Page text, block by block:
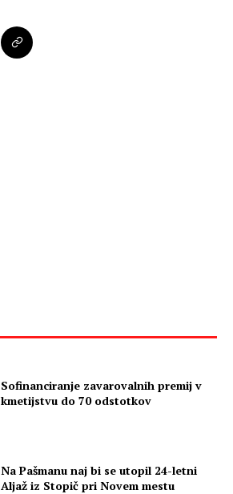
Sofinanciranje zavarovalnih premij v
kmetijstvu do 70 odstotkov
Na Pašmanu naj bi se utopil 24-letni
Aljaž iz Stopič pri Novem mestu